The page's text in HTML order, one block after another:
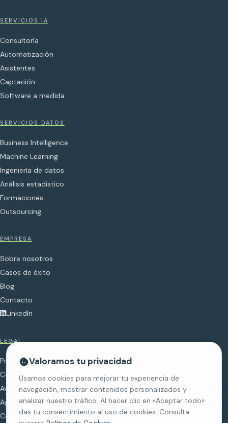
SERVICIOS IA
Consultoría
Automatización
Asistentes
Captación
Software a medida
SERVICIOS DATOS
Business Intelligence
Machine Learning
Ingeniería de datos
Análisis estadístico
Formaciones
Outsourcing
EMPRESA
Sobre nosotros
Casos de éxito
Blog
Contacto
LinkedIn
LEGAL
Privacidad
Cookies
Aviso legal
Ayudas y subvenciones
Configurar cookies
Valoramos tu privacidad
Usamos cookies para mejorar tu experiencia de
navegación, mostrar contenidos personalizados y
analizar nuestro tráfico. Al hacer clic en «Aceptar todo»
das tu consentimiento al uso de cookies. Consulta